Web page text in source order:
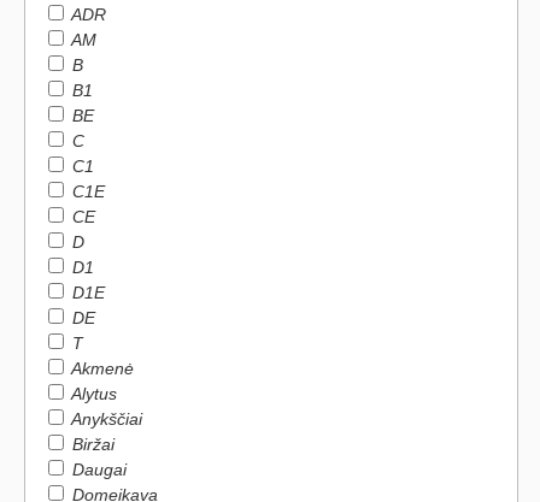
ADR
AM
B
B1
BE
C
C1
C1E
CE
D
D1
D1E
DE
T
Akmenė
Alytus
Anykščiai
Biržai
Daugai
Domeikava